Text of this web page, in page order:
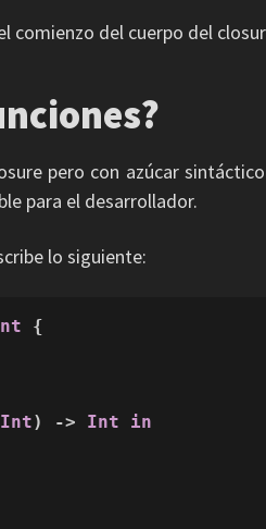
comienzo del cuerpo del
pero con azúcar
para el desarrollador.
lo siguiente:
{
Int) -> Int
in